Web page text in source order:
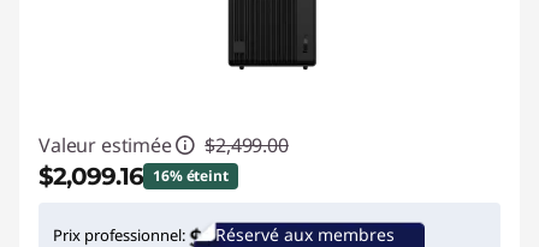
Valeur estimée $2,499.00
$2,099.16 16% éteint
Économies instantanées :-$399.84
Prix professionnel: Réservé aux membres